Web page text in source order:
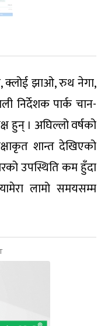
क्लोई झाओ, रुथ नेगा,
निर्देशक पार्क चान-
हुन् । अघिल्लो वर्षको
शान्त देखिएको
उपस्थिति कम हुँदा
लामो समयसम्म